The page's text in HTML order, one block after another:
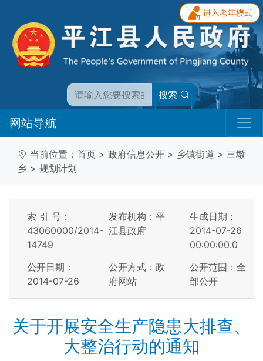
搜索
网站导航
当前位置： 首页 > 政府信息公开 > 乡镇街道 > 三墩
乡 > 规划计划
索 引 号：
43060000/2014-
14749
发布机构：平
江县政府
生成日期：
2014-07-26
00:00:00.0
公开日期：
2014-07-26
公开方式：政
府网站
公开范围：全
部公开
关于开展安全生产隐患大排查、
大整治行动的通知